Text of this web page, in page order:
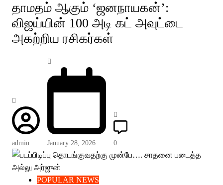
தாமதம் ஆகும் ‘ஜனநாயகன்’:
விஜய்யின் 100 அடி கட் அவுட்டை
அகற்றிய ரசிகர்கள்
admin January 28, 2026 0
POPULAR NEWS